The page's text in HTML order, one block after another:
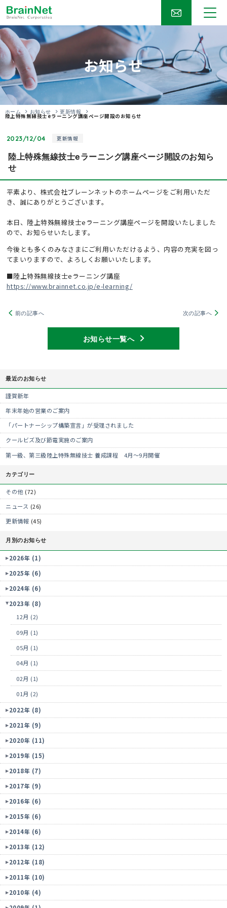
お知らせ
ホーム お知らせ 更新情報
陸上特殊無線技士eラーニング講座ページ開設のお知らせ
2023/12/04 更新情報
陸上特殊無線技士eラーニング講座ページ開設のお知ら
せ
平素より、株式会社ブレーンネットのホームページをご利用いただ
き、誠にありがとうございます。
本日、陸上特殊無線技士eラーニング講座ページを開設いたしました
ので、お知らせいたします。
今後とも多くのみなさまにご利用いただけるよう、内容の充実を図っ
てまいりますので、よろしくお願いいたします。
■陸上特殊無線技士eラーニング講座
https://www.brainnet.co.jp/e-learning/
前の記事へ 次の記事へ
お知らせ一覧へ
最近のお知らせ
謹賀新年
年末年始の営業のご案内
「パートナーシップ構築宣言」が受理されました
クールビズ及び節電実施のご案内
第一級、第三級陸上特殊無線技士 養成課程 4月～9月開催
カテゴリー
その他 (72)
ニュース (26)
更新情報 (45)
月別のお知らせ
2026年 (1)
2025年 (6)
2024年 (6)
2023年 (8)
12月 (2)
09月 (1)
05月 (1)
04月 (1)
02月 (1)
01月 (2)
2022年 (8)
2021年 (9)
2020年 (11)
2019年 (15)
2018年 (7)
2017年 (9)
2016年 (6)
2015年 (6)
2014年 (6)
2013年 (12)
2012年 (18)
2011年 (10)
2010年 (4)